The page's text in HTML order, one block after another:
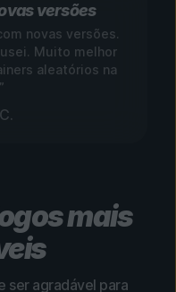
versões
novas versões.
Muito melhor
aleatórios na
mais
ser agradável para